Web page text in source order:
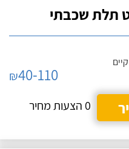
תלת שכבתי
₪40-110
0 הצעות מחיר